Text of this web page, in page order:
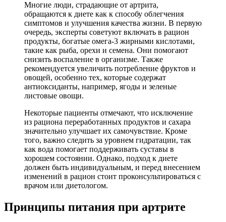
Многие люди, страдающие от артрита,
обращаются к диете как к способу облегчения
симптомов и улучшения качества жизни. В первую
очередь, эксперты советуют включать в рацион
продукты, богатые омега-3 жирными кислотами,
такие как рыба, орехи и семена. Они помогают
снизить воспаление в организме. Также
рекомендуется увеличить потребление фруктов и
овощей, особенно тех, которые содержат
антиоксиданты, например, ягоды и зеленые
листовые овощи.
Некоторые пациенты отмечают, что исключение
из рациона переработанных продуктов и сахара
значительно улучшает их самочувствие. Кроме
того, важно следить за уровнем гидратации, так
как вода помогает поддерживать суставы в
хорошем состоянии. Однако, подход к диете
должен быть индивидуальным, и перед внесением
изменений в рацион стоит проконсультироваться с
врачом или диетологом.
Принципы питания при артрите